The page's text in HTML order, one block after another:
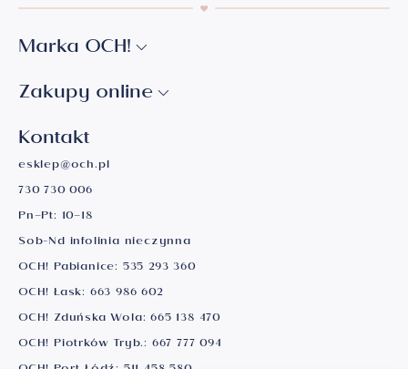
Marka OCH!
Zakupy online
Kontakt
esklep@och.pl
730 730 006
Pn–Pt: 10–18
Sob-Nd infolinia nieczynna
OCH! Pabianice: 535 293 360
OCH! Łask: 663 986 602
OCH! Zduńska Wola:665 138 470
OCH! Piotrków Tryb.: 667 777 094